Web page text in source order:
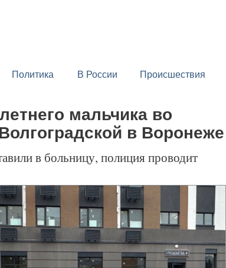
Политика В России Происшествия
мальчика во
в Воронеже
в больницу, полиция проводит